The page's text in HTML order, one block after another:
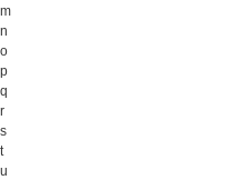
m
n
o
p
q
r
s
t
u